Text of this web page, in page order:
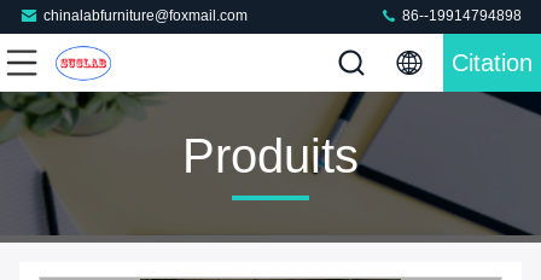
chinalabfurniture@foxmail.com 86--19914794898
Citation
Produits